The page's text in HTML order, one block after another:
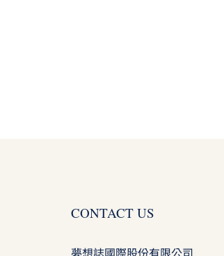
CONTACT US
夢想誌國際股份有限公司